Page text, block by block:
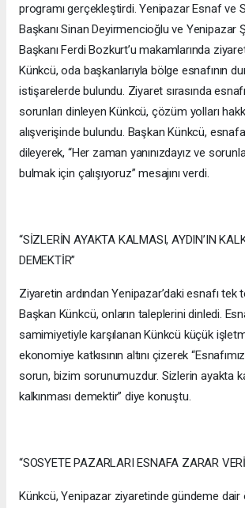
programı gerçekleştirdi. Yenipazar Esnaf ve
Başkanı Sinan Deyirmencioğlu ve Yenipazar
Başkanı Ferdi Bozkurt’u makamlarında
Künkcü, oda başkanlarıyla bölge esnafının
istişarelerde bulundu. Ziyaret sırasında
sorunları dinleyen Künkcü, çözüm yolları
alışverişinde bulundu. Başkan Künkcü, esnafa
dileyerek, “Her zaman yanınızdayız ve
bulmak için çalışıyoruz” mesajını verdi.
“SİZLERİN AYAKTA KALMASI, AYDIN’IN
DEMEKTİR”
Ziyaretin ardından Yenipazar’daki esnafı tek
Başkan Künkcü, onların taleplerini dinledi.
samimiyetiyle karşılanan Künkcü küçük
ekonomiye katkısının altını çizerek
sorun, bizim sorunumuzdur. Sizlerin ayakta
kalkınması demektir” diye konuştu.
“SOSYETE PAZARLARI ESNAFA ZARAR
Künkcü, Yenipazar ziyaretinde gündeme dair